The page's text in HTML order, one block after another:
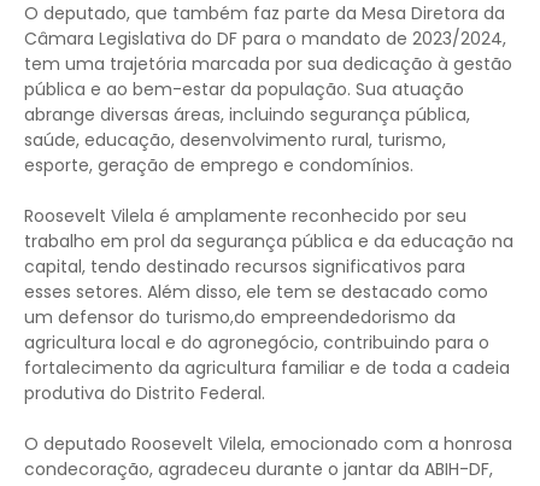
O deputado, que também faz parte da Mesa Diretora da
Câmara Legislativa do DF para o mandato de 2023/2024,
tem uma trajetória marcada por sua dedicação à gestão
pública e ao bem-estar da população. Sua atuação
abrange diversas áreas, incluindo segurança pública,
saúde, educação, desenvolvimento rural, turismo,
esporte, geração de emprego e condomínios.
Roosevelt Vilela é amplamente reconhecido por seu
trabalho em prol da segurança pública e da educação na
capital, tendo destinado recursos significativos para
esses setores. Além disso, ele tem se destacado como
um defensor do turismo,do empreendedorismo da
agricultura local e do agronegócio, contribuindo para o
fortalecimento da agricultura familiar e de toda a cadeia
produtiva do Distrito Federal.
O deputado Roosevelt Vilela, emocionado com a honrosa
condecoração, agradeceu durante o jantar da ABIH-DF,